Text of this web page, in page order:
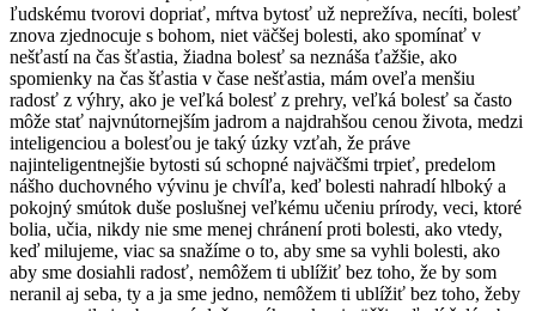
ľudskému tvorovi dopriať, mŕtva bytosť už neprežíva, necíti, bolesť
znova zjednocuje s bohom, niet väčšej bolesti, ako spomínať v
nešťastí na čas šťastia, žiadna bolesť sa neznáša ťažšie, ako
spomienky na čas šťastia v čase nešťastia, mám oveľa menšiu
radosť z výhry, ako je veľká bolesť z prehry, veľká bolesť sa často
môže stať najvnútornejším jadrom a najdrahšou cenou života, medzi
inteligenciou a bolesťou je taký úzky vzťah, že práve
najinteligentnejšie bytosti sú schopné najväčšmi trpieť, predelom
nášho duchovného vývinu je chvíľa, keď bolesti nahradí hlboký a
pokojný smútok duše poslušnej veľkému učeniu prírody, veci, ktoré
bolia, učia, nikdy nie sme menej chránení proti bolesti, ako vtedy,
keď milujeme, viac sa snažíme o to, aby sme sa vyhli bolesti, ako
aby sme dosiahli radosť, nemôžem ti ublížiť bez toho, že by som
neranil aj seba, ty a ja sme jedno, nemôžem ti ublížiť bez toho, žeby